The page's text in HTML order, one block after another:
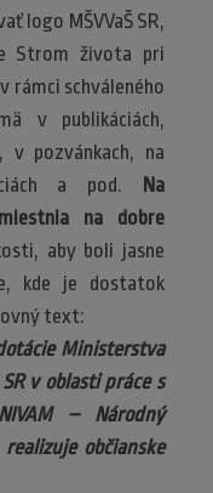
logo MŠVVaŠ SR,
Strom života pri
rámci schváleného
v publikáciách,
v pozvánkach, na
a pod.
Na
na dobre
aby boli jasne
kde je dostatok
text:
Ministerstva
v oblasti práce s
– Národný
občianske